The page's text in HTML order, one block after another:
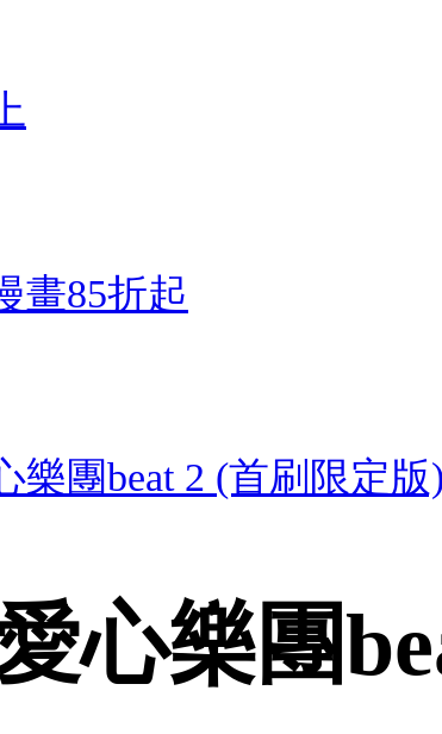
畫85折起
樂團beat 2 (首刷限定版)
心樂團